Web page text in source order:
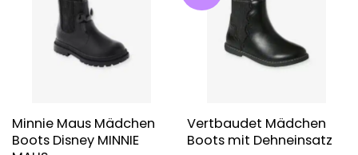
Minnie Maus Mädchen
Boots Disney MINNIE
Vertbaudet Mädchen
Boots mit Dehneinsatz